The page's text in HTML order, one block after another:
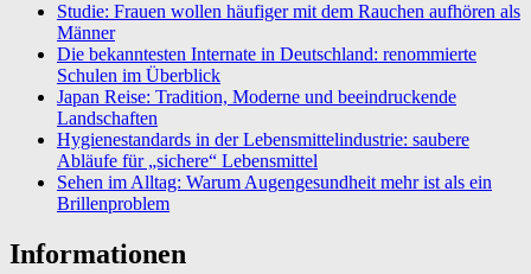
Studie: Frauen wollen häufiger mit dem Rauchen aufhören als
Männer
Die bekanntesten Internate in Deutschland: renommierte
Schulen im Überblick
Japan Reise: Tradition, Moderne und beeindruckende
Landschaften
Hygienestandards in der Lebensmittelindustrie: saubere
Abläufe für „sichere“ Lebensmittel
Sehen im Alltag: Warum Augengesundheit mehr ist als ein
Brillenproblem
Informationen